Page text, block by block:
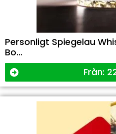
Personligt Spiegelau
Bo...
Från: